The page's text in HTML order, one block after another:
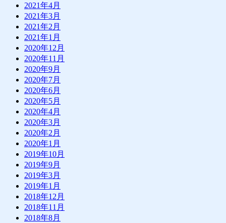
2021年4月
2021年3月
2021年2月
2021年1月
2020年12月
2020年11月
2020年9月
2020年7月
2020年6月
2020年5月
2020年4月
2020年3月
2020年2月
2020年1月
2019年10月
2019年9月
2019年3月
2019年1月
2018年12月
2018年11月
2018年8月